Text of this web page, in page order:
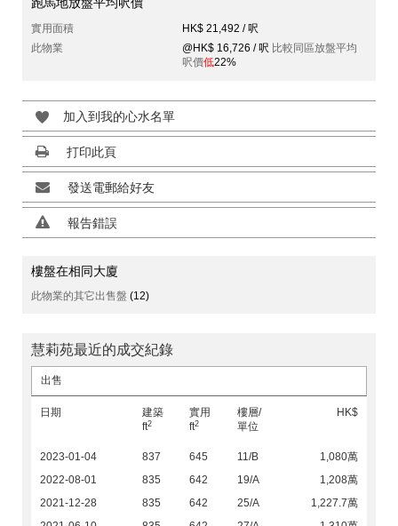
跑馬地放盤平均呎價
實用面積
HK$ 21,492 / 呎
此物業
@HK$ 16,726 / 呎 比較同區放盤平均
呎價低22%
加入到我的心水名單
打印此頁
發送電郵給好友
報告錯誤
樓盤在相同大廈
此物業的其它出售盤 (12)
慧莉苑最近的成交紀錄
出售
日期
建築
ft2
實用
ft2
樓層/
單位
HK$
2023-01-04 837 645 11/B
1,080萬
2022-08-01
835 642 19/A
1,208萬
2021-12-28
835 642 25/A
1,227.7萬